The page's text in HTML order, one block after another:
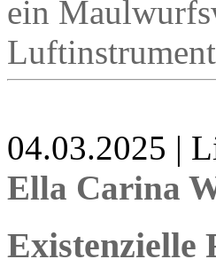
ein
04.03.2025 |
Ella Carina
Existenzielle